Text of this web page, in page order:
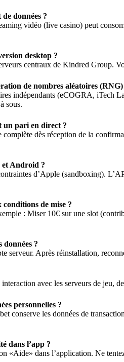
données ?
vidéo (live casino) peut
desktop ?
centraux de Kindred Group.
de nombres aléatoires (RNG)
indépendants (eCOGRA, iTech
sous.
un pari en direct ?
dès réception de la
et Android ?
d’Apple (sandboxing).
de mise ?
: Miser 10€ sur une slot
données ?
serveur. Après réinstallation,
avec les serveurs de jeu,
personnelles ?
conserve les données de
dans l’app ?
«Aide» dans l’application. Ne